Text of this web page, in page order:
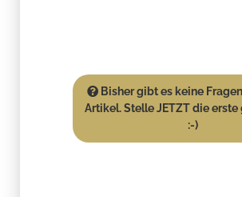
Bisher gibt es keine
Artikel. Stelle JETZT die erste
:-)